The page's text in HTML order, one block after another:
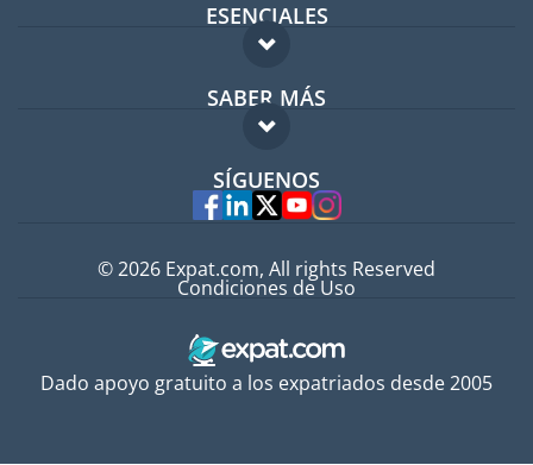
ESENCIALES
Foro para expatriados
Guía para expatriados
Trabajos en el extranjero
SABER MÁS
FAQ
Expertos
SÍGUENOS
Dado apoyo gratuito a los expatriados desde 2005
© 2026 Expat.com, All rights Reserved
Condiciones de Uso